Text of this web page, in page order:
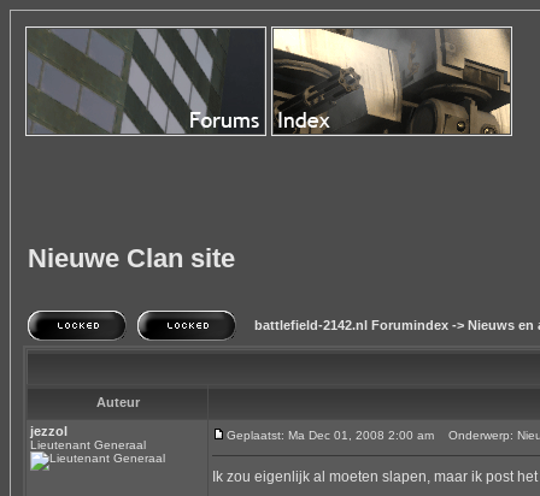
Nieuwe Clan site
battlefield-2142.nl Forumindex -> Nieuws en
Auteur
jezzol
Lieutenant Generaal
Geplaatst: Ma Dec 01, 2008 2:00 am Onderwerp:
Ik zou eigenlijk al moeten slapen, maar ik post